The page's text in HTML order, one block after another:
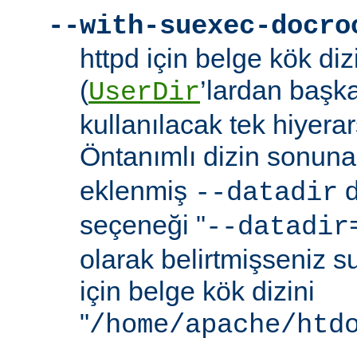
--with-suexec-
httpd için belge kök
(UserDir’lardan
kullanılacak tek
Öntanımlı dizin
eklenmiş --datadir
seçeneği "--
olarak belirtmişseniz
için belge kök dizini
"/home/apache/